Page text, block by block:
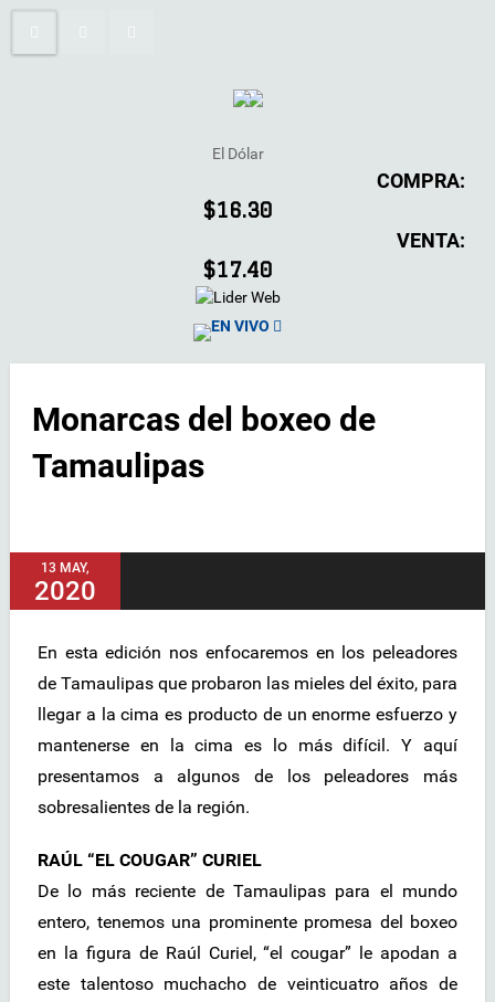
El Dólar
COMPRA:
$16.30
VENTA:
$17.40
EN VIVO
Monarcas del boxeo de
Tamaulipas
13 MAY,
2020
En esta edición nos enfocaremos en los peleadores
de Tamaulipas que probaron las mieles del éxito, para
llegar a la cima es producto de un enorme esfuerzo y
mantenerse en la cima es lo más difícil. Y aquí
presentamos a algunos de los peleadores más
sobresalientes de la región.
RAÚL “EL COUGAR” CURIEL
De lo más reciente de Tamaulipas para el mundo
entero, tenemos una prominente promesa del boxeo
en la figura de Raúl Curiel, “el cougar” le apodan a
este talentoso muchacho de veinticuatro años de